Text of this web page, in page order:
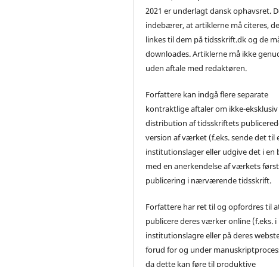
2021 er underlagt dansk ophavsret.
indebærer, at artiklerne må citeres,
linkes til dem på tidsskrift.dk og de
downloades. Artiklerne må ikke
uden aftale med redaktøren.
Forfattere kan indgå flere separate
kontraktlige aftaler om ikke-eksklusiv
distribution af tidsskriftets
version af værket (f.eks. sende det til
institutionslager eller udgive det i en
med en anerkendelse af værkets
publicering i nærværende tidsskrift.
Forfattere har ret til og opfordres til
publicere deres værker online (f.eks. i
institutionslagre eller på deres
forud for og under
da dette kan føre til produktive